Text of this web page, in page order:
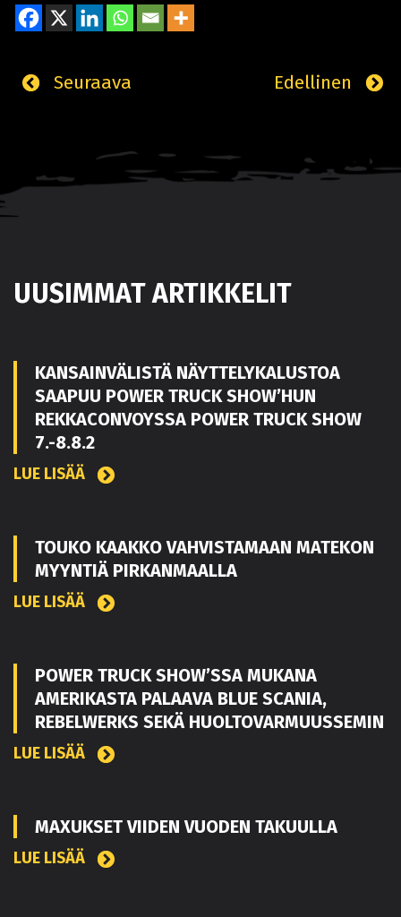
Edellinen
Seuraava
UUSIMMAT ARTIKKELIT
KANSAINVÄLISTÄ NÄYTTELYKALUSTOA
SAAPUU POWER TRUCK SHOW’HUN
REKKACONVOYSSA POWER TRUCK SHOW
7.-8.8.2
LUE LISÄÄ
TOUKO KAAKKO VAHVISTAMAAN MATEKON
MYYNTIÄ PIRKANMAALLA
LUE LISÄÄ
POWER TRUCK SHOW’SSA MUKANA
AMERIKASTA PALAAVA BLUE SCANIA,
REBELWERKS SEKÄ HUOLTOVARMUUSSEMIN
LUE LISÄÄ
MAXUKSET VIIDEN VUODEN TAKUULLA
LUE LISÄÄ